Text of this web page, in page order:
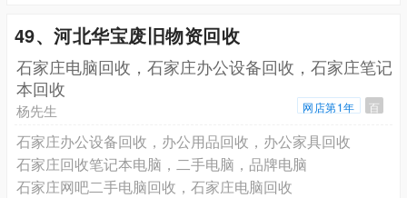
49、河北华宝废旧物资回收
石家庄电脑回收，石家庄办公设备回收，石家庄笔记
本回收
杨先生 网店第1年 百
石家庄办公设备回收，办公用品回收，办公家具回收
石家庄回收笔记本电脑，二手电脑，品牌电脑
石家庄网吧二手电脑回收，石家庄电脑回收